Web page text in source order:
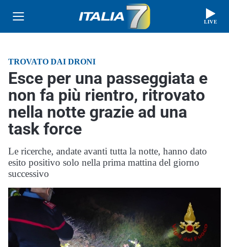
LIVE
TROVATO DAI DRONI
Esce per una passeggiata e
non fa più rientro, ritrovato
nella notte grazie ad una
task force
Le ricerche, andate avanti tutta la notte, hanno dato
esito positivo solo nella prima mattina del giorno
successivo